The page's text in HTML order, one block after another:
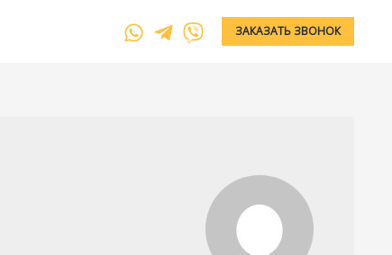
ЗАКАЗАТЬ ЗВОНОК